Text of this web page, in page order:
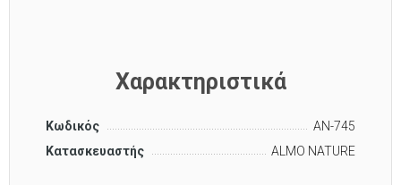
Χαρακτηριστικά
Κωδικός
AN-745
Κατασκευαστής
ALMO NATURE